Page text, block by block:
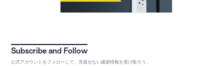
公式アカウントをフォローして、見逃せない建築情報を受け取ろう。